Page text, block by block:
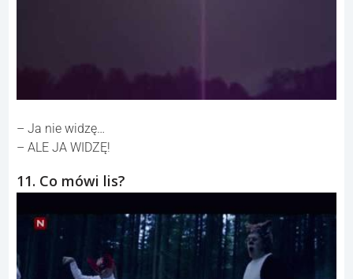
10. Buzię widzę w tym tęczu!